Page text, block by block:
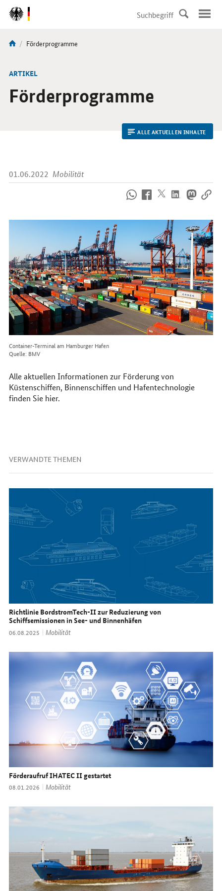
DirektZu:
Navigation
Sie
hier:
Aktuelle
Förderprogramme
ARTIKEL
Förderprogramme
ALLE AKTUELLEN INHALTE
01.06.2022 Mobilität
uns
Container-Terminal am Hamburger Hafen
Quelle: BMV
Alle aktuellen Informationen zur Förderung von
Küstenschiffen, Binnenschiffen und Hafentechnologie
finden Sie hier.
VERWANDTE THEMEN
Richtlinie BordstromTech-II zur Reduzierung von
Schiffsemissionen in See- und Binnenhäfen
Datum:
06.08.2025 Thema:
Mobilität
Förderaufruf IHATEC II gestartet
Datum:
08.01.2026 Thema:
Mobilität